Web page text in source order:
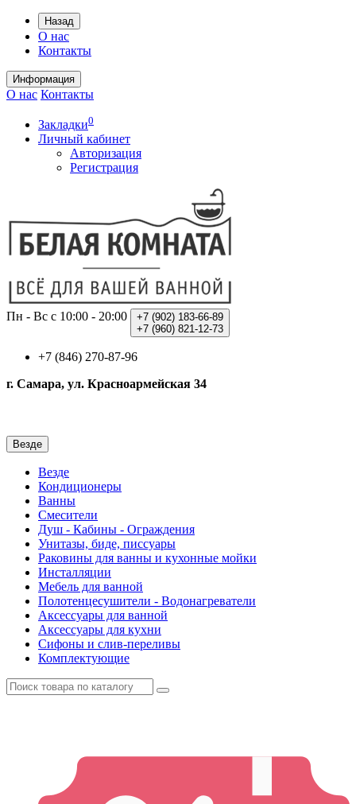
Назад
О нас
Контакты
Информация
О нас Контакты
Закладки0
Личный кабинет
Авторизация
Регистрация
Пн - Вс с 10:00 - 20:00 +7 (902) 183-66-89
+7 (960) 821-12-73
+7 (846) 270-87-96
г. Самара, ул. Красноармейская 34
Везде
Везде
Кондиционеры
Ванны
Смесители
Душ - Кабины - Ограждения
Унитазы, биде, писсуары
Раковины для ванны и кухонные мойки
Инсталляции
Мебель для ванной
Полотенцесушители - Водонагреватели
Аксессуары для ванной
Аксессуары для кухни
Сифоны и слив-переливы
Комплектующие